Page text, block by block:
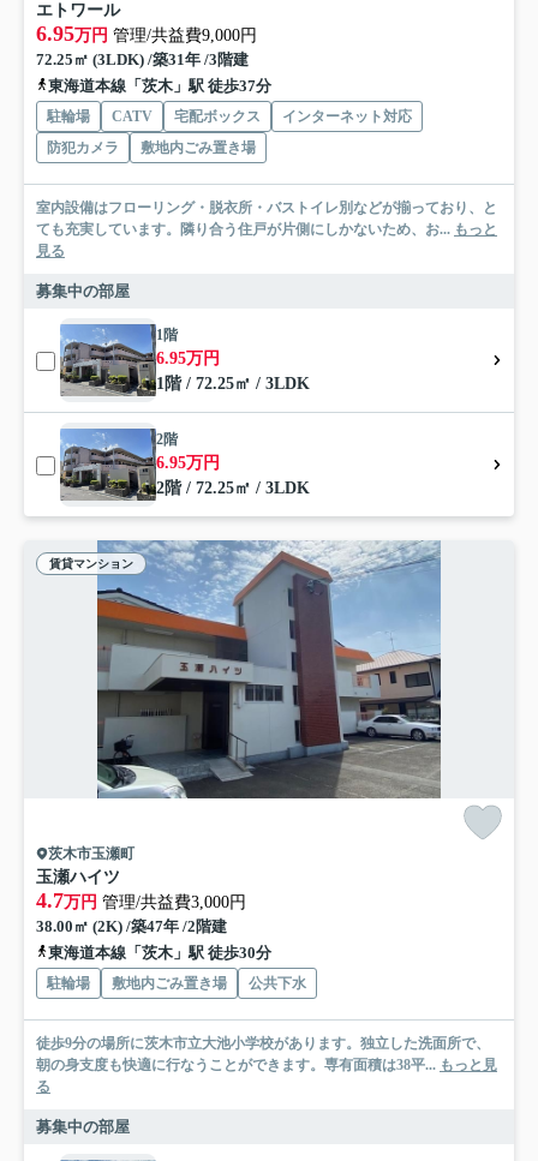
エトワール
6.95万円 管理/共益費9,000円
72.25㎡ (3LDK) /築31年 /3階建
東海道本線「茨木」駅 徒歩37分
駐輪場 CATV 宅配ボックス
インターネット対応
防犯カメラ
敷地内ごみ置き場
室内設備はフローリング・脱衣所・バストイレ別などが揃っており、と
ても充実しています。隣り合う住戸が片側にしかないため、お... もっと
見る
募集中の部屋
1階
6.95万円
1階 / 72.25㎡ / 3LDK
2階
6.95万円
2階 / 72.25㎡ / 3LDK
賃貸マンション
茨木市玉瀬町
玉瀬ハイツ
4.7万円 管理/共益費3,000円
38.00㎡ (2K) /築47年 /2階建
東海道本線「茨木」駅 徒歩30分
駐輪場 敷地内ごみ置き場 公共下水
徒歩9分の場所に茨木市立大池小学校があります。独立した洗面所で、
朝の身支度も快適に行なうことができます。専有面積は38平... もっと見
る
募集中の部屋